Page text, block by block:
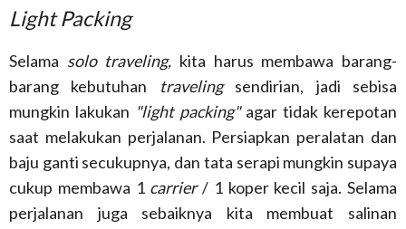
Light Packing
Selama solo traveling, kita harus membawa barang-
barang kebutuhan travelingsendirian, jadi sebisa
mungkin lakukan "light packing"agar tidak kerepotan
saat melakukan perjalanan. Persiapkan peralatan dan
baju ganti secukupnya, dan tata serapi mungkin supaya
cukup membawa 1 carrier/ 1 koper kecil saja. Selama
perjalanan juga sebaiknya kita membuat salinan